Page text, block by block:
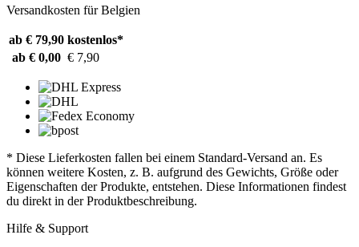
Versandkosten für Belgien
ab € 79,90 kostenlos*
ab € 0,00 € 7,90
* Diese Lieferkosten fallen bei einem Standard-Versand an. Es
können weitere Kosten, z. B. aufgrund des Gewichts, Größe oder
Eigenschaften der Produkte, entstehen. Diese Informationen findest
du direkt in der Produktbeschreibung.
Hilfe & Support